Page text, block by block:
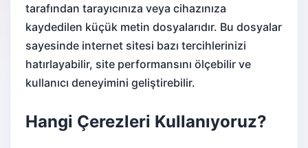
tarafından tarayıcınıza veya cihazınıza
kaydedilen küçük metin dosyalarıdır. Bu dosyalar
sayesinde internet sitesi bazı tercihlerinizi
hatırlayabilir, site performansını ölçebilir ve
kullanıcı deneyimini geliştirebilir.
Hangi Çerezleri Kullanıyoruz?